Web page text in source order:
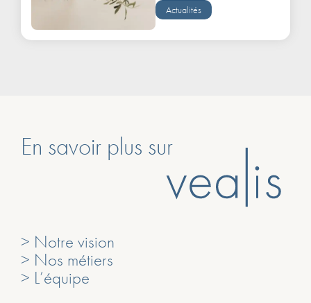
Actualités
En savoir plus sur
> Notre vision
> Nos métiers
> L’équipe